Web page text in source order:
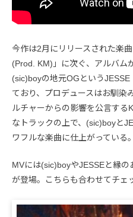
今作は2月にリリースされた楽
(Prod. KM)」に次ぐ、アルバム
(sic)boyの地元OGという
ており、プロデュースはお馴染
ルチャーからの影響を公言する
なトラックの上で、(sic)boyと
ワフルな楽曲に仕上がっている。
MVには(sic)boyやJESSEと縁
が登場。こちらも合わせてチェ